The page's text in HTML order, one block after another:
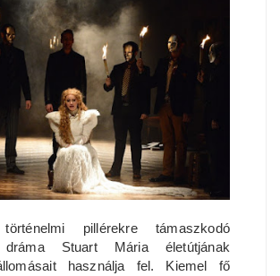
pillérekre támaszkodó
dráma Stuart Mária életútjának
használja fel. Kiemel fő